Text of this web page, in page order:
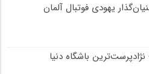
یهودی فوتبال آلمان
نژادپرست‌ترین باشگاه دنیا